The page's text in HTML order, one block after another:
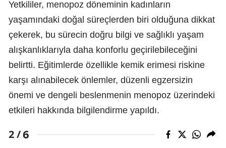
Yetkililer, menopoz döneminin kadınların
yaşamındaki doğal süreçlerden biri olduğuna dikkat
çekerek, bu sürecin doğru bilgi ve sağlıklı yaşam
alışkanlıklarıyla daha konforlu geçirilebileceğini
belirtti. Eğitimlerde özellikle kemik erimesi riskine
karşı alınabilecek önlemler, düzenli egzersizin
önemi ve dengeli beslenmenin menopoz üzerindeki
etkileri hakkında bilgilendirme yapıldı.
2 /6